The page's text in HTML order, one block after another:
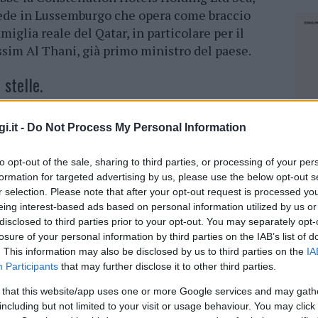
- Do Not Process My Personal Information
opt-out of the sale, sharing to third parties, or processing of your
for targeted advertising by us, please use the below opt-out
selection. Please note that after your opt-out request is processed
interest-based ads based on personal information utilized by us
to third parties prior to your opt-out. You may separately
of your personal information by third parties on the IAB’s list of
This information may also be disclosed by us to third parties on the
Participants that may further disclose it to other third parties.
that this website/app uses one or more Google services and may
but not limited to your visit or usage behaviour. You may
in Lussemburgo che opera come braccio
reale del Qatar, in particolare per il
Al Thani, già primo ministro del paese.
stelle.
—
lo sceicco del Qatar Hamad
sia l’intenzione di trasformare la tenuta in un
tipologia di struttura attualmente assente a
La Nuova Sardegna, la società
l’insufficienza delle volumetrie
economica di un hotel a cinque stelle,
urbanistica per ottenere una
la richiesta, istituendo una nuova